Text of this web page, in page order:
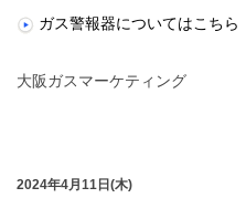
ガス警報器についてはこちら
大阪ガスマーケティング
2024年4月11日(木)